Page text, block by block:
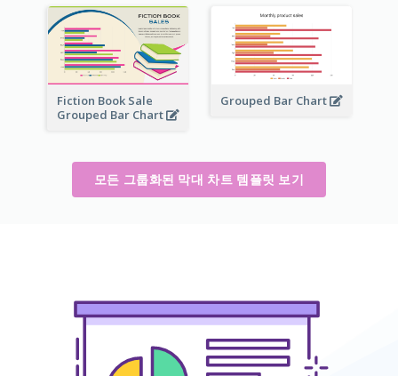
Fiction Book Sale
Grouped Bar Chart
Grouped Bar Chart
모든 그룹화된 막대 차트 템플릿 보기